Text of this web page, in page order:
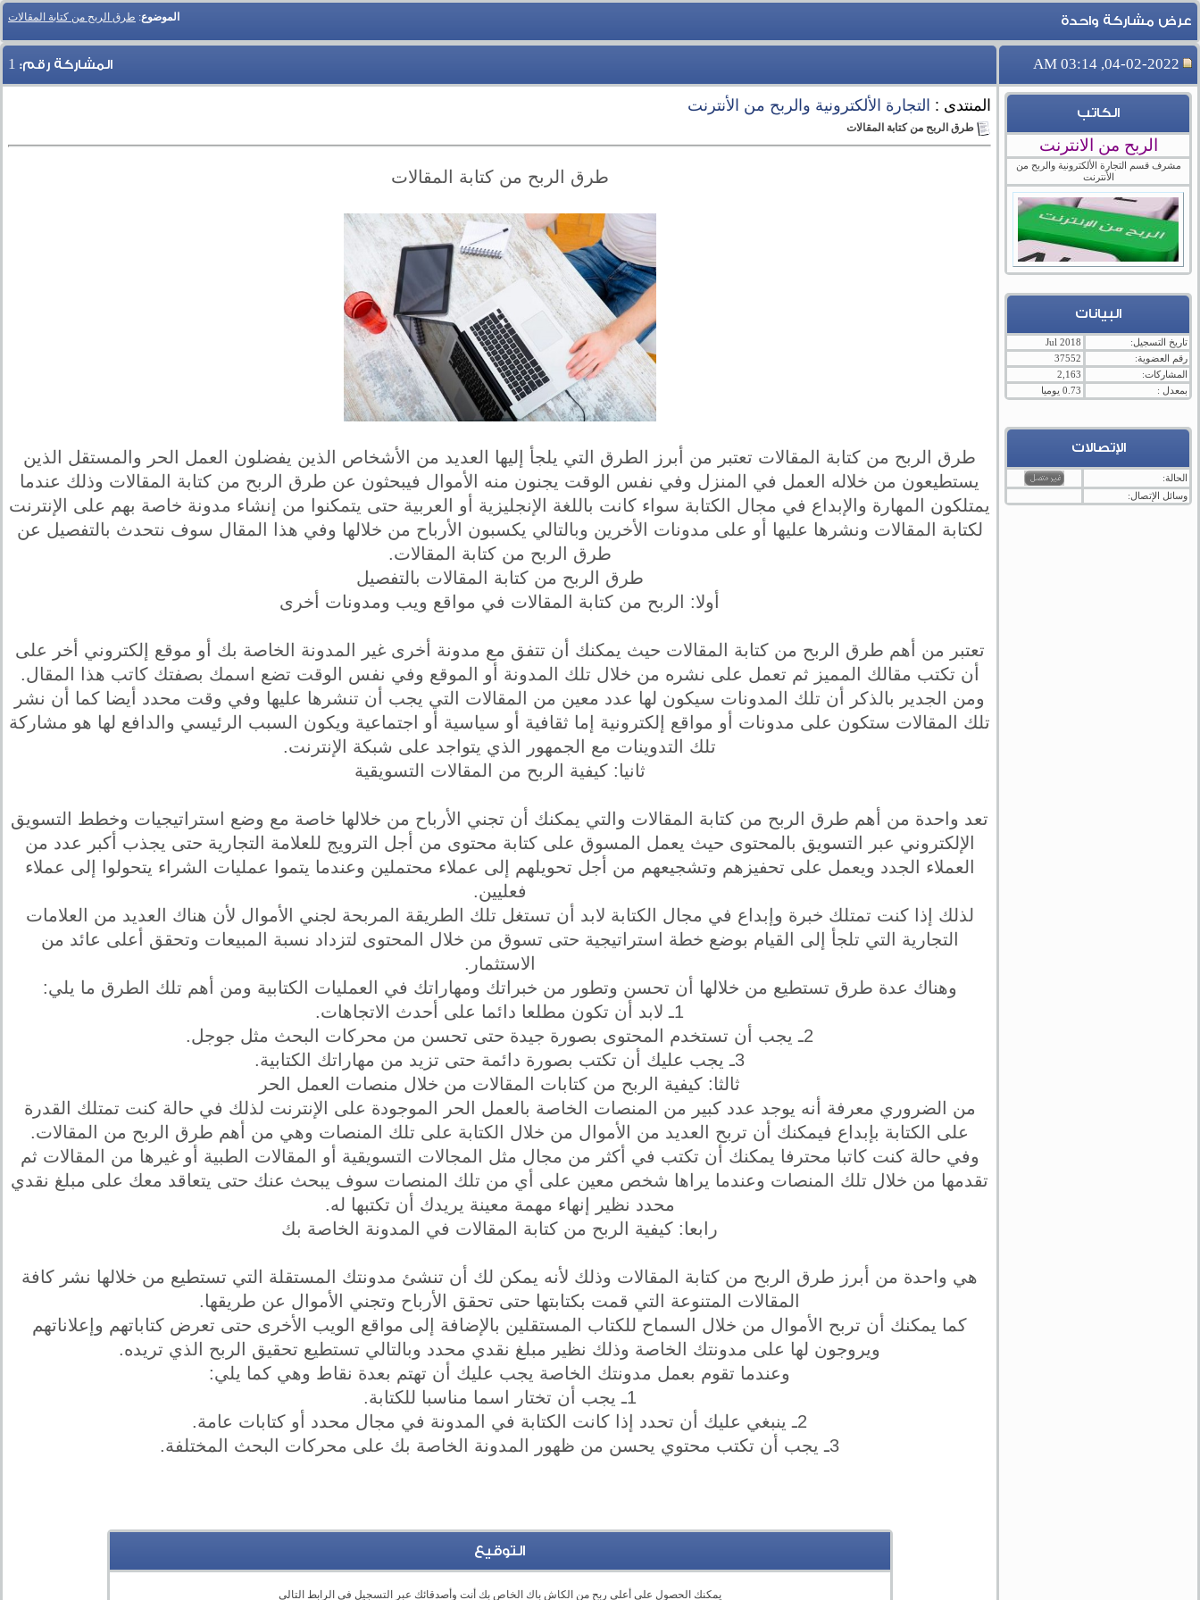
الموضوع: طرق الربح من كتابة المقالات عرض مشاركة واحدة
04-02-2022, 03:14 AM المشاركة رقم: 1
الكاتب
الربح من الانترنت
مشرف قسم التجارة الألكترونية والربح من
الأنترنت
البيانات
تاريخ التسجيل:
Jul 2018
رقم العضوية:
37552
المشاركات:
2,163
بمعدل :
0.73 يوميا
الإتصالات
الحالة:
وسائل الإتصال:
المنتدى : التجارة الألكترونية والربح من الأنترنت
طرق الربح من كتابة المقالات
طرق الربح من كتابة المقالات
طرق الربح من كتابة المقالات تعتبر من أبرز الطرق التي يلجأ إليها العديد من الأشخاص الذين يفضلون العمل الحر والمستقل الذين
يستطيعون من خلاله العمل في المنزل وفي نفس الوقت يجنون منه الأموال فيبحثون عن طرق الربح من كتابة المقالات وذلك عندما
يمتلكون المهارة والإبداع في مجال الكتابة سواء كانت باللغة الإنجليزية أو العربية حتى يتمكنوا من إنشاء مدونة خاصة بهم على الإنترنت
لكتابة المقالات ونشرها عليها أو على مدونات الأخرين وبالتالي يكسبون الأرباح من خلالها وفي هذا المقال سوف نتحدث بالتفصيل عن
طرق الربح من كتابة المقالات.
طرق الربح من كتابة المقالات بالتفصيل
أولا: الربح من كتابة المقالات في مواقع ويب ومدونات أخرى
تعتبر من أهم طرق الربح من كتابة المقالات حيث يمكنك أن تتفق مع مدونة أخرى غير المدونة الخاصة بك أو موقع إلكتروني أخر على
أن تكتب مقالك المميز ثم تعمل على نشره من خلال تلك المدونة أو الموقع وفي نفس الوقت تضع اسمك بصفتك كاتب هذا المقال.
ومن الجدير بالذكر أن تلك المدونات سيكون لها عدد معين من المقالات التي يجب أن تنشرها عليها وفي وقت محدد أيضا كما أن نشر
تلك المقالات ستكون على مدونات أو مواقع إلكترونية إما ثقافية أو سياسية أو اجتماعية ويكون السبب الرئيسي والدافع لها هو مشاركة
تلك التدوينات مع الجمهور الذي يتواجد على شبكة الإنترنت.
ثانيا: كيفية الربح من المقالات التسويقية
تعد واحدة من أهم طرق الربح من كتابة المقالات والتي يمكنك أن تجني الأرباح من خلالها خاصة مع وضع استراتيجيات وخطط التسويق
الإلكتروني عبر التسويق بالمحتوى حيث يعمل المسوق على كتابة محتوى من أجل الترويج للعلامة التجارية حتى يجذب أكبر عدد من
العملاء الجدد ويعمل على تحفيزهم وتشجيعهم من أجل تحويلهم إلى عملاء محتملين وعندما يتموا عمليات الشراء يتحولوا إلى عملاء
فعليين.
لذلك إذا كنت تمتلك خبرة وإبداع في مجال الكتابة لابد أن تستغل تلك الطريقة المربحة لجني الأموال لأن هناك العديد من العلامات
التجارية التي تلجأ إلى القيام بوضع خطة استراتيجية حتى تسوق من خلال المحتوى لتزداد نسبة المبيعات وتحقق أعلى عائد من
الاستثمار.
وهناك عدة طرق تستطيع من خلالها أن تحسن وتطور من خبراتك ومهاراتك في العمليات الكتابية ومن أهم تلك الطرق ما يلي:
1ـ لابد أن تكون مطلعا دائما على أحدث الاتجاهات.
2ـ يجب أن تستخدم المحتوى بصورة جيدة حتى تحسن من محركات البحث مثل جوجل.
3ـ يجب عليك أن تكتب بصورة دائمة حتى تزيد من مهاراتك الكتابية.
ثالثا: كيفية الربح من كتابات المقالات من خلال منصات العمل الحر
من الضروري معرفة أنه يوجد عدد كبير من المنصات الخاصة بالعمل الحر الموجودة على الإنترنت لذلك في حالة كنت تمتلك القدرة
على الكتابة بإبداع فيمكنك أن تربح العديد من الأموال من خلال الكتابة على تلك المنصات وهي من أهم طرق الربح من المقالات.
وفي حالة كنت كاتبا محترفا يمكنك أن تكتب في أكثر من مجال مثل المجالات التسويقية أو المقالات الطبية أو غيرها من المقالات ثم
تقدمها من خلال تلك المنصات وعندما يراها شخص معين على أي من تلك المنصات سوف يبحث عنك حتى يتعاقد معك على مبلغ نقدي
محدد نظير إنهاء مهمة معينة يريدك أن تكتبها له.
رابعا: كيفية الربح من كتابة المقالات في المدونة الخاصة بك
هي واحدة من أبرز طرق الربح من كتابة المقالات وذلك لأنه يمكن لك أن تنشئ مدونتك المستقلة التي تستطيع من خلالها نشر كافة
المقالات المتنوعة التي قمت بكتابتها حتى تحقق الأرباح وتجني الأموال عن طريقها.
كما يمكنك أن تربح الأموال من خلال السماح للكتاب المستقلين بالإضافة إلى مواقع الويب الأخرى حتى تعرض كتاباتهم وإعلاناتهم
ويروجون لها على مدونتك الخاصة وذلك نظير مبلغ نقدي محدد وبالتالي تستطيع تحقيق الربح الذي تريده.
وعندما تقوم بعمل مدونتك الخاصة يجب عليك أن تهتم بعدة نقاط وهي كما يلي:
1ـ يجب أن تختار اسما مناسبا للكتابة.
2ـ ينبغي عليك أن تحدد إذا كانت الكتابة في المدونة في مجال محدد أو كتابات عامة.
3ـ يجب أن تكتب محتوي يحسن من ظهور المدونة الخاصة بك على محركات البحث المختلفة.
التوقيع
يمكنك الحصول علي أعلي ربح من الكاش باك الخاص بك أنت وأصدقائك عبر التسجيل في الرابط التالي